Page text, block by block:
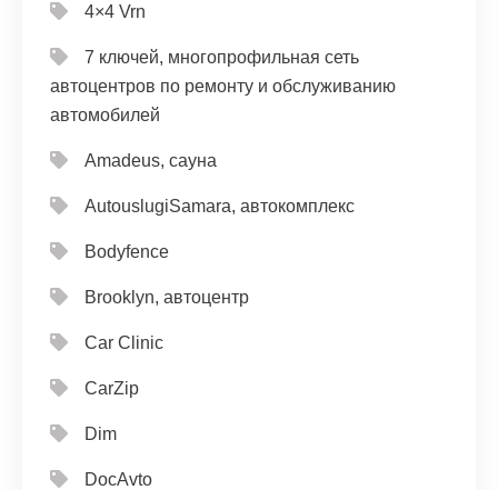
4×4 Vrn
7 ключей, многопрофильная сеть
автоцентров по ремонту и обслуживанию
автомобилей
Amadeus, сауна
AutouslugiSamara, автокомплекс
Bodyfence
Brooklyn, автоцентр
Car Clinic
CarZip
Dim
DocAvto